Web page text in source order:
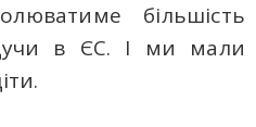
більшість
в ЄС. І ми мали